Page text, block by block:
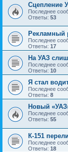
Сцепление
Последнее
Ответы: 53
Рекламный
Последнее
Ответы: 17
На УАЗ
Последнее
Ответы: 10
Я стал
Последнее
Ответы: 8
Новый
Последнее
Ответы: 55
К-151
Последнее
Ответы: 18